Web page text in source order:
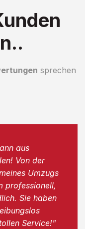
sprechen
aus
Von der
Umzugs
professionell,
Sie haben
Service!"